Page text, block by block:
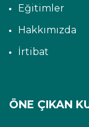
Eğitimler
Hakkımızda
İrtibat
ÖNE ÇIKAN